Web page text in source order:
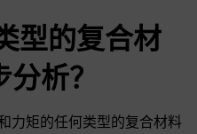
型的复合材
析？
力矩的任何类型的复合材料